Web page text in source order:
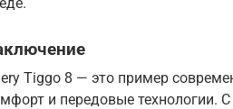
Tiggo 8 — это пример
и передовые технологии.